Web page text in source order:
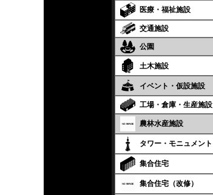
医療・福祉施設
交通施設
公園
土木施設
イベント・仮設施設
工場・倉庫・生産施設
農林水産施設
タワー・モニュメント
集合住宅
集合住宅（改修）